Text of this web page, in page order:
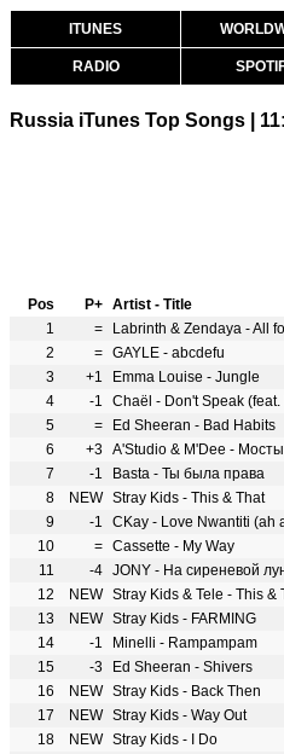
ITUNES
RADIO
Russia iTunes Top Songs |
Pos P+ Artist - Title
1
=
Labrinth & Zendaya - All
2
= GAYLE - abcdefu
3
+1
Emma Louise - Jungle
4
-1
Chaël - Don't Speak (feat.
5
=
Ed Sheeran - Bad Habits
6
+3 A'Studio & M'Dee - Мосты
7
-1
Basta - Ты была права
8
NEW Stray Kids - This & That
9
-1
CKay - Love Nwantiti (ah
10
= Cassette - My Way
11
-4 JONY - На сиреневой
12
NEW Stray Kids & Tele - This &
13
NEW Stray Kids - FARMING
14
-1
Minelli - Rampampam
15
-3
Ed Sheeran - Shivers
16
NEW Stray Kids - Back Then
17
NEW Stray Kids - Way Out
18
NEW Stray Kids - I Do